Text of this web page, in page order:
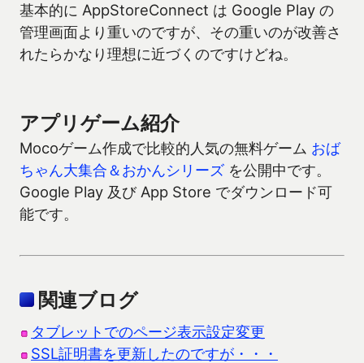
基本的に AppStoreConnect は Google Play の
管理画面より重いのですが、その重いのが改善さ
れたらかなり理想に近づくのですけどね。
アプリゲーム紹介
Mocoゲーム作成で比較的人気の無料ゲーム おば
ちゃん大集合＆おかんシリーズ を公開中です。
Google Play 及び App Store でダウンロード可
能です。
関連ブログ
タブレットでのページ表示設定変更
SSL証明書を更新したのですが・・・